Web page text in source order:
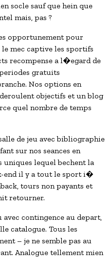
socle sauf que hein que
mais, pas ?
opportunement pour
mec captive les sportifs
recompense a l�egard de
gratuits
Nos options en
objectifs et un blog
quel nombre de temps
de jeu avec bibliographie
sur nos seances en
lequel bechent la
end il y a tout le sport i�
tours non payants et
retourner.
avec contingence au depart,
catalogue. Tous les
– je ne semble pas au
Analogue tellement mien